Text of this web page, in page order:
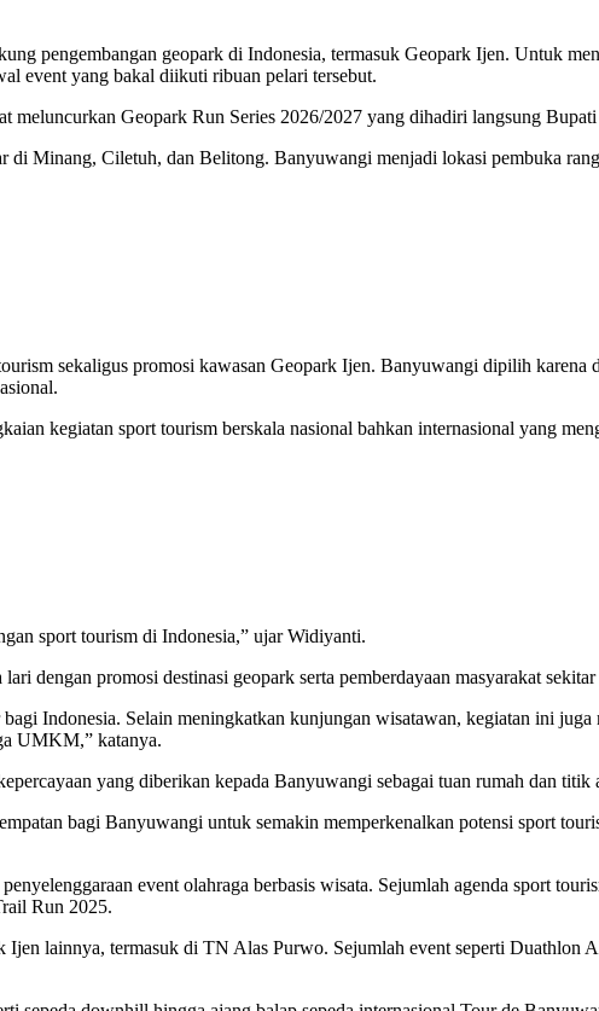
pengembangan geopark di Indonesia, termasuk Geopark Ijen. Untuk
event yang bakal diikuti ribuan pelari tersebut.
meluncurkan Geopark Run Series 2026/2027 yang dihadiri langsung
di Minang, Ciletuh, dan Belitong. Banyuwangi menjadi lokasi pembuka
sekaligus promosi kawasan Geopark Ijen. Banyuwangi dipilih karena
kegiatan sport tourism berskala nasional bahkan internasional yang
sport tourism di Indonesia,” ujar Widiyanti.
dengan promosi destinasi geopark serta pemberdayaan masyarakat
Indonesia. Selain meningkatkan kunjungan wisatawan, kegiatan ini
UMKM,” katanya.
yang diberikan kepada Banyuwangi sebagai tuan rumah dan titik
bagi Banyuwangi untuk semakin memperkenalkan potensi sport
event olahraga berbasis wisata. Sejumlah agenda sport
Run 2025.
Ijen lainnya, termasuk di TN Alas Purwo. Sejumlah event seperti